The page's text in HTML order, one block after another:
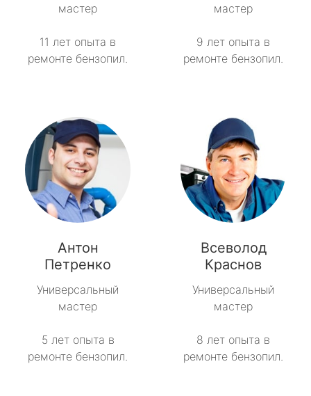
мастер
11 лет опыта в
ремонте бензопил.
мастер
9 лет опыта в
ремонте бензопил.
Антон
Петренко
Универсальный
мастер
5 лет опыта в
ремонте бензопил.
Всеволод
Краснов
Универсальный
мастер
8 лет опыта в
ремонте бензопил.